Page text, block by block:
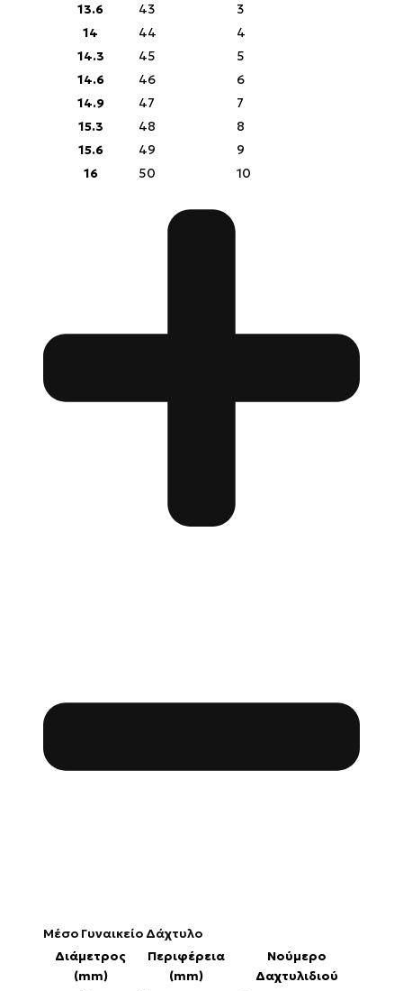
13.6
43
3
14
44
4
14.3
45
5
14.6
46
6
14.9
47
7
15.3
48
8
15.6
49
9
16
50 10
Μέσο Γυναικείο Δάχτυλο
Διάμετρος
(mm)
Περιφέρεια
(mm)
Νούμερο
Δαχτυλιδιού